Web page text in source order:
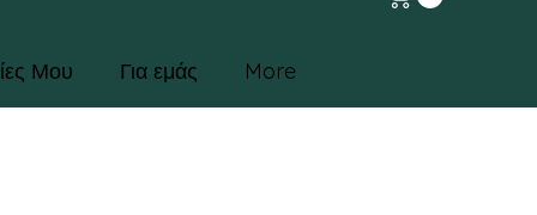
Μου Για εμάς More